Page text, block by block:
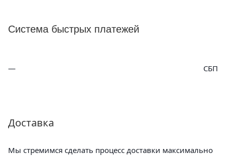
Система быстрых платежей
СБП
Доставка
Мы стремимся сделать процесс доставки максимально